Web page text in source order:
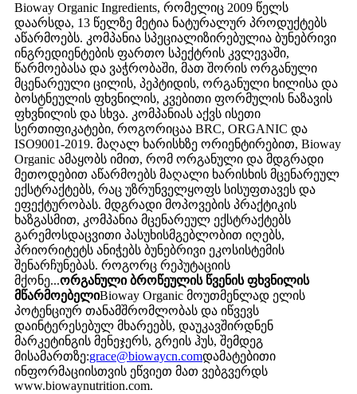
Bioway Organic Ingredients, რომელიც 2009 წელს
დაარსდა, 13 წელზე მეტია ნატურალურ პროდუქტებს
აწარმოებს. კომპანია სპეციალიზირებულია ბუნებრივი
ინგრედიენტების ფართო სპექტრის კვლევაში,
წარმოებასა და ვაჭრობაში, მათ შორის ორგანული
მცენარეული ცილის, პეპტიდის, ორგანული ხილისა და
ბოსტნეულის ფხვნილის, კვებითი ფორმულის ნაზავის
ფხვნილის და სხვა. კომპანიას აქვს ისეთი
სერთიფიკატები, როგორიცაა BRC, ORGANIC და
ISO9001-2019. მაღალ ხარისხზე ორიენტირებით, Bioway
Organic ამაყობს იმით, რომ ორგანული და მდგრადი
მეთოდებით აწარმოებს მაღალი ხარისხის მცენარეულ
ექსტრაქტებს, რაც უზრუნველყოფს სისუფთავეს და
ეფექტურობას. მდგრადი მოპოვების პრაქტიკის
ხაზგასმით, კომპანია მცენარეულ ექსტრაქტებს
გარემოსდაცვითი პასუხისმგებლობით იღებს,
პრიორიტეტს ანიჭებს ბუნებრივი ეკოსისტემის
შენარჩუნებას. როგორც რეპუტაციის
მქონე...ორგანული ბროწეულის წვენის ფხვნილის
მწარმოებელიBioway Organic მოუთმენლად ელის
პოტენციურ თანამშრომლობას და იწვევს
დაინტერესებულ მხარეებს, დაუკავშირდნენ
მარკეტინგის მენეჯერს, გრეის ჰუს, შემდეგ
მისამართზე:grace@biowaycn.comდამატებითი
ინფორმაციისთვის ეწვიეთ მათ ვებგვერდს
www.biowaynutrition.com.